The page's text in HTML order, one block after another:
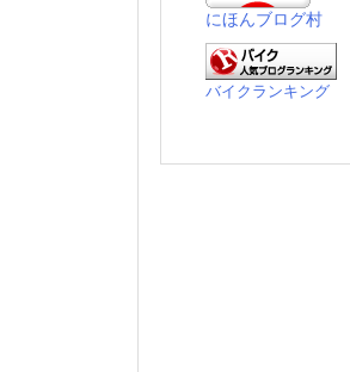
にほんブログ村
バイクランキング